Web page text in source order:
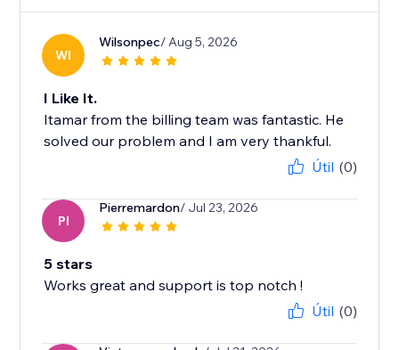
WI
Wilsonpec/ Aug 5, 2026
I Like It.
Itamar from the billing team was fantastic. He
solved our problem and I am very thankful.
Útil (0)
PI
Pierremardon/ Jul 23, 2026
5 stars
Works great and support is top notch !
Útil (0)